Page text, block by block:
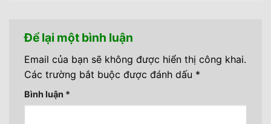
Để lại một bình luận
Email của bạn sẽ không được hiển thị công khai.
Các trường bắt buộc được đánh dấu *
Bình luận *